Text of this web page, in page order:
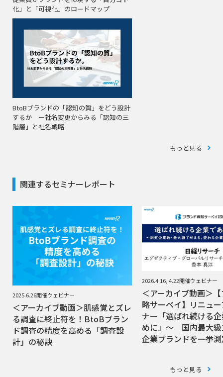
化」と「可視化」のロードマップ
BtoBブランドの「認知の質」をどう設計
するか ー社名変更からみる「認知の三
階層」と社名戦略
もっと見る
関連するセミナーレポート
2025.6.26開催ウェビナー
＜アーカイブ動画＞肌感覚とズレ
る調査に終止符を！BtoBブラン
ド調査の精度を高める「調査設
計」の秘訣
2026.4.16, 4.22開催ウェビナー
＜アーカイブ動画＞
略サーベイ】リニュ
ナー「選ばれ続ける
めに」～ 国内最大級
企業ブランドを一挙
もっと見る